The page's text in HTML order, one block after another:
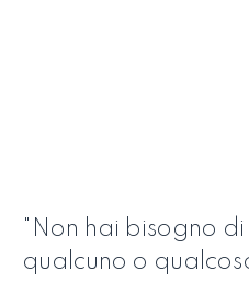
"Non hai bisogno
qualcuno o